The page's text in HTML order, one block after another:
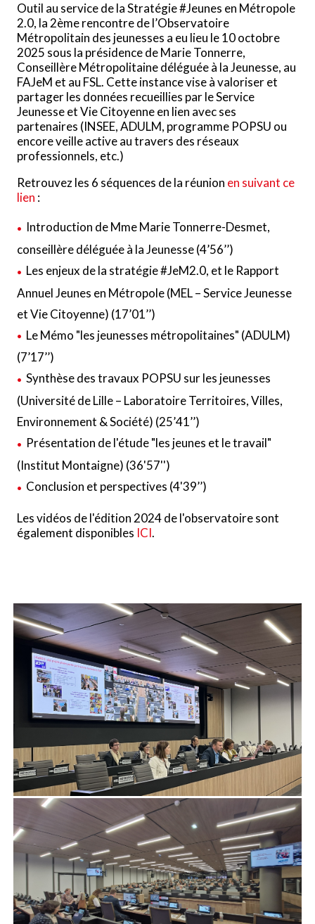
Outil au service de la Stratégie #Jeunes en Métropole
2.0, la 2ème rencontre de l’Observatoire
Métropolitain des jeunesses a eu lieu le 10 octobre
2025 sous la présidence de Marie Tonnerre,
Conseillère Métropolitaine déléguée à la Jeunesse, au
FAJeM et au FSL. Cette instance vise à valoriser et
partager les données recueillies par le Service
Jeunesse et Vie Citoyenne en lien avec ses
partenaires (INSEE, ADULM, programme POPSU ou
encore veille active au travers des réseaux
professionnels, etc.)
Retrouvez les 6 séquences de la réunion en suivant ce
lien :
Introduction de Mme Marie Tonnerre-Desmet,
conseillère déléguée à la Jeunesse (4’56’’)
Les enjeux de la stratégie #JeM2.0, et le Rapport
Annuel Jeunes en Métropole (MEL – Service Jeunesse
et Vie Citoyenne) (17’01’’)
Le Mémo "les jeunesses métropolitaines" (ADULM)
(7’17’’)
Synthèse des travaux POPSU sur les jeunesses
(Université de Lille – Laboratoire Territoires, Villes,
Environnement & Société) (25’41’’)
Présentation de l'étude "les jeunes et le travail"
(Institut Montaigne) (36'57'')
Conclusion et perspectives (4'39’’)
Les vidéos de l'édition 2024 de l'observatoire sont
également disponibles ICI.